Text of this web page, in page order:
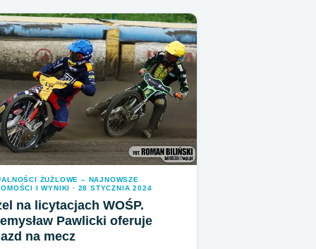
ŻUŻLOWE – NAJNOWSZE
I WYNIKI · 28 STYCZNIA 2024
na licytacjach WOŚP.
Pawlicki oferuje
na mecz